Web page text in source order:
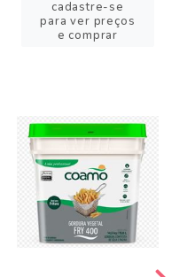
cadastre-se
para ver preços
e comprar